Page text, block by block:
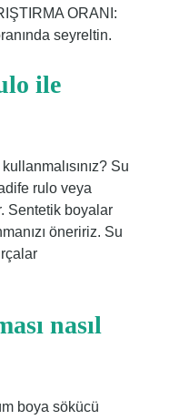
ORANI:
seyreltin.
ile
Su
rulo veya
Sentetik boyalar
öneririz. Su
nasıl
boya sökücü